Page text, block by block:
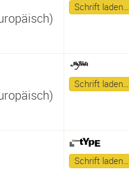
Schrift laden…
Schrift laden…
Schrift laden…